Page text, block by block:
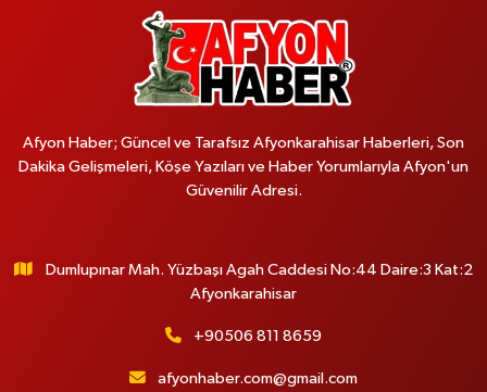
Afyon Haber; Güncel ve Tarafsız Afyonkarahisar Haberleri, Son
Dakika Gelişmeleri, Köşe Yazıları ve Haber Yorumlarıyla Afyon'un
Güvenilir Adresi.
Dumlupınar Mah. Yüzbaşı Agah Caddesi No:44 Daire:3 Kat:2
Afyonkarahisar
+90506 811 8659
afyonhaber.com@gmail.com